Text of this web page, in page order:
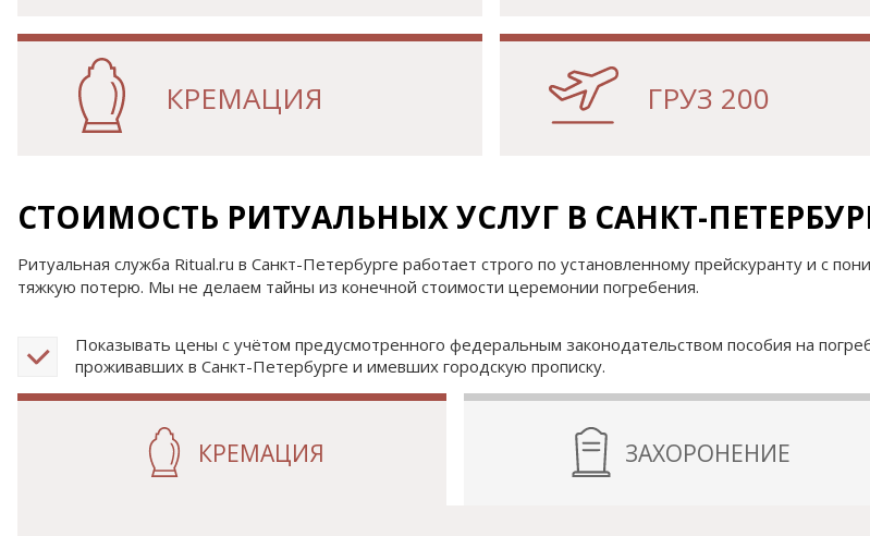
КРЕМАЦИЯ ГРУЗ 200
СТОИМОСТЬ РИТУАЛЬНЫХ УСЛУГ В САНКТ-
Ритуальная служба Ritual.ru в Санкт-Петербурге работает строго по установленному прейскуранту и с
тяжкую потерю. Мы не делаем тайны из конечной стоимости церемонии погребения.
Показывать цены с учётом предусмотренного федеральным законодательством пособия на
проживавших в Санкт-Петербурге и имевших городскую прописку.
КРЕМАЦИЯ ЗАХОРОНЕНИЕ